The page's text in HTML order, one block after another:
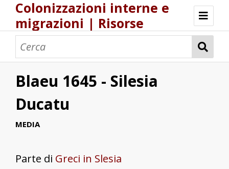
Colonizzazioni interne e
migrazioni | Risorse
Risorse Storia.DH.Unica.it
Popolamenti nel Regno di Sardegna
Una logistica europea del popolamento?
Blaeu 1645 - Silesia
Ducatu
MEDIA
Parte di Greci in Slesia